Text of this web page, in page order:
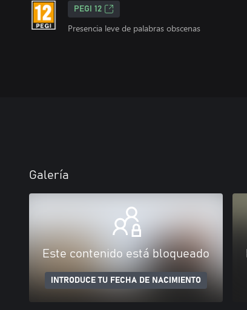
PEGI 12
Presencia leve de palabras obscenas
Galería
Este contenido está bloqueado
INTRODUCE TU FECHA DE NACIMIENTO